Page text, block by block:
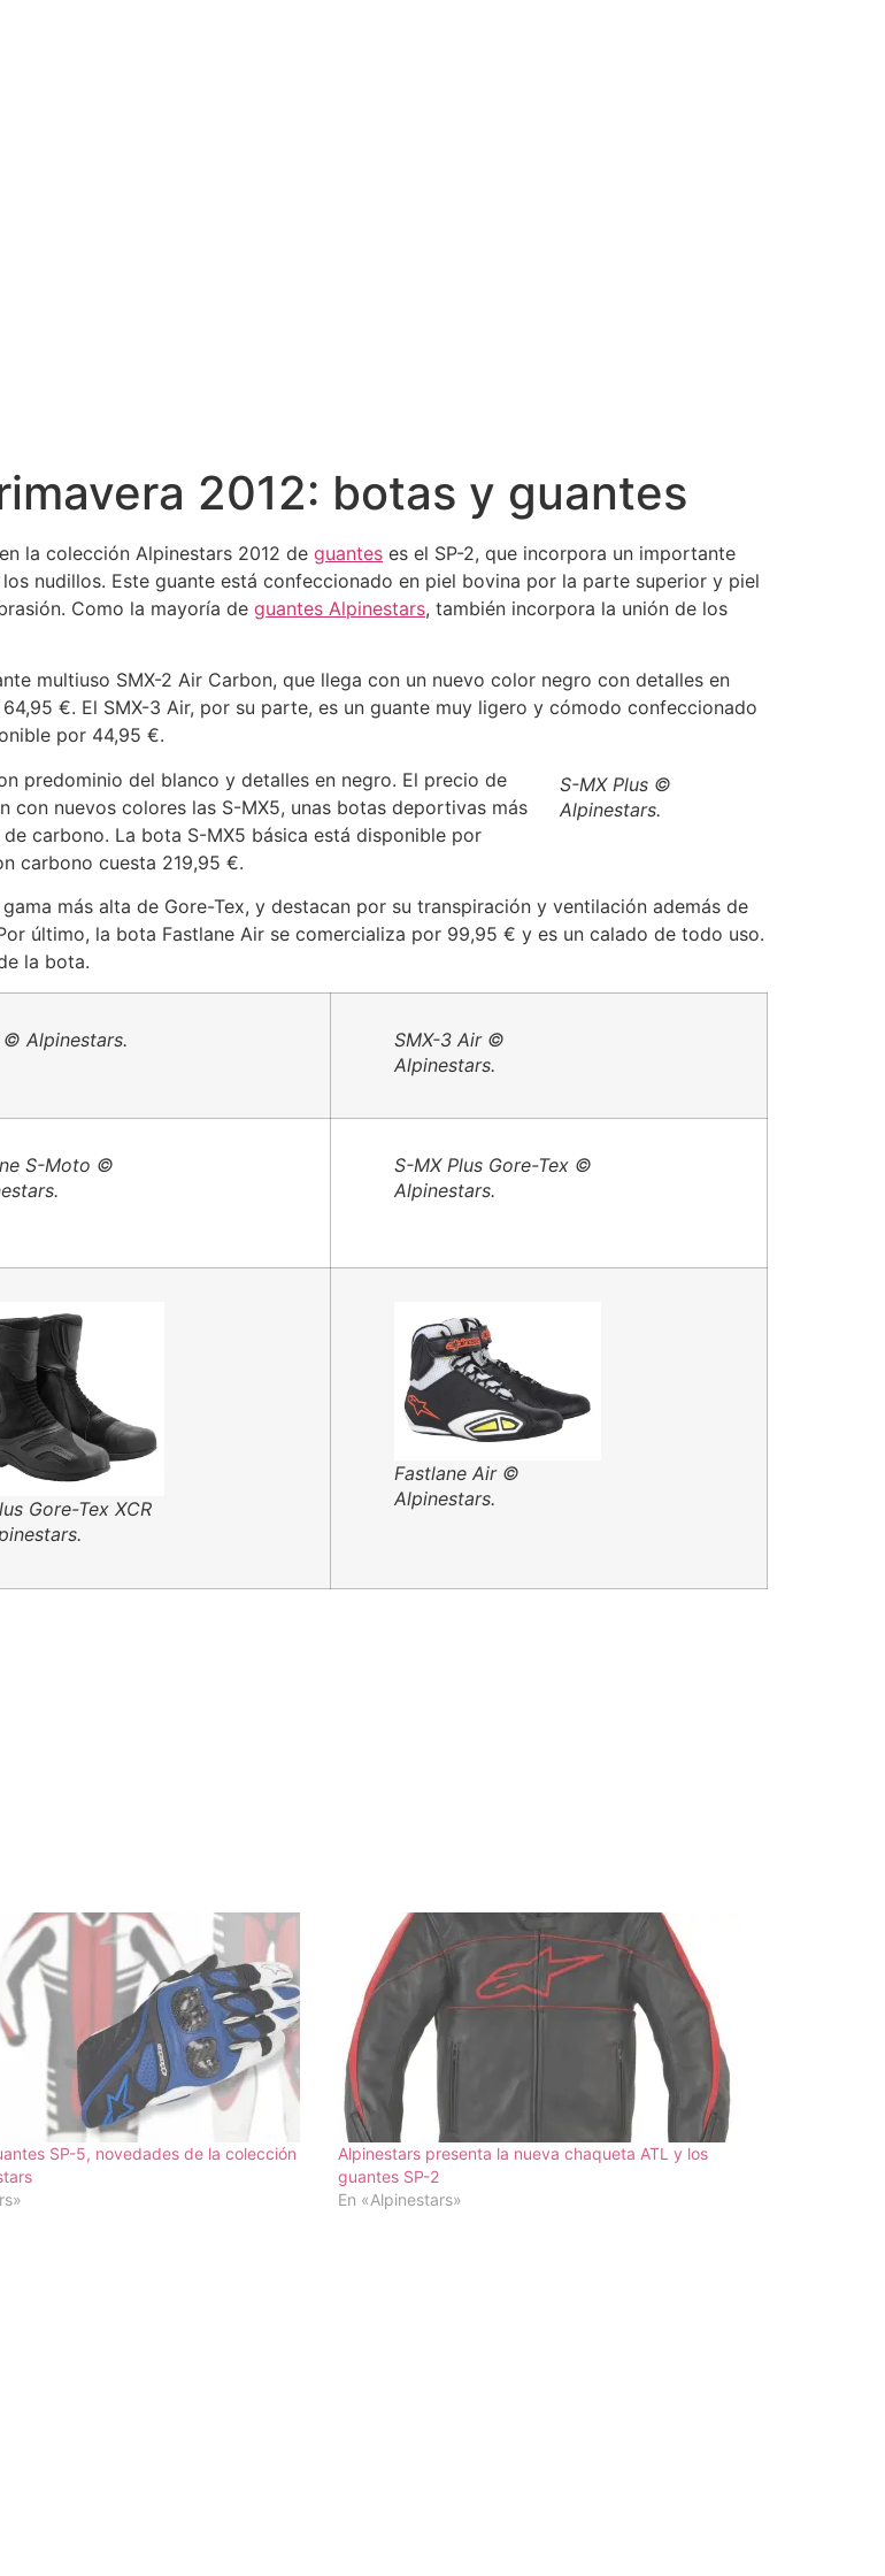
2012: botas y guantes
la colección Alpinestars 2012 de guantes es el SP-2, que incorpora un importante
nudillos. Este guante está confeccionado en piel bovina por la parte superior y piel
Como la mayoría de guantes Alpinestars, también incorpora la unión de los
multiuso SMX-2 Air Carbon, que llega con un nuevo color negro con detalles en
€. El SMX-3 Air, por su parte, es un guante muy ligero y cómodo confeccionado
por 44,95 €.
S-MX Plus ©
Alpinestars.
predominio del blanco y detalles en negro. El precio de
nuevos colores las S-MX5, unas botas deportivas más
carbono. La bota S-MX5 básica está disponible por
carbono cuesta 219,95 €.
más alta de Gore-Tex, y destacan por su transpiración y ventilación además de
último, la bota Fastlane Air se comercializa por 99,95 € y es un calado de todo uso.
la bota.
© Alpinestars.
SMX-3 Air ©
Alpinestars.
S-Moto ©
S-MX Plus Gore-Tex ©
Alpinestars.
Gore-Tex XCR
Fastlane Air ©
Alpinestars.
SP-5, novedades de la colección
Alpinestars presenta la nueva chaqueta ATL y los
guantes SP-2
En «Alpinestars»